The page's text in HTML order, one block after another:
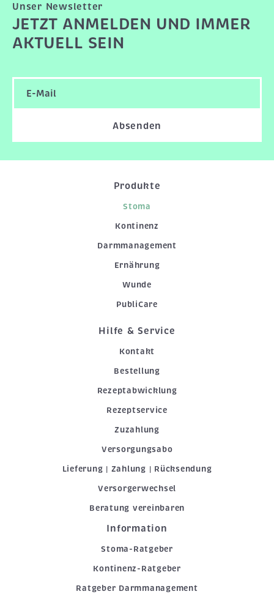
Unser Newsletter
JETZT ANMELDEN UND IMMER
AKTUELL SEIN
Absenden
Produkte
Stoma
Kontinenz
Darmmanagement
Ernährung
Wunde
PubliCare
Hilfe & Service
Kontakt
Bestellung
Rezeptabwicklung
Rezeptservice
Zuzahlung
Versorgungsabo
Lieferung | Zahlung | Rücksendung
Versorgerwechsel
Beratung vereinbaren
Information
Stoma-Ratgeber
Kontinenz-Ratgeber
Ratgeber Darmmanagement